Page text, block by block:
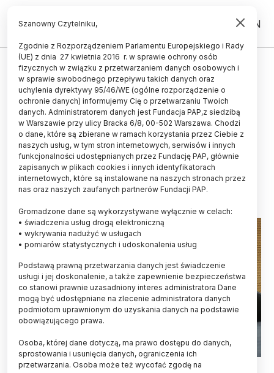
PL EN
KOSMOS
Uznański-Wiśniewski: chciałbym
otworzyć młodym drzwi do
realizacji technologicznych
marzeń w Polsce
AGNIESZKA KLIKS-PUDLIK
10.12.2025
aktualizacja: 10.12.2025
2 minuty czytania
Katowice, 07.12.2025. Astronauta projektowy ESA Sławosz
Szanowny Czytelniku,
Zgodnie z Rozporządzeniem Parlamentu Europejskiego i Rady
(UE) z dnia 27 kwietnia 2016 r. w sprawie ochrony osób
fizycznych w związku z przetwarzaniem danych osobowych i
w sprawie swobodnego przepływu takich danych oraz
uchylenia dyrektywy 95/46/WE (ogólne rozporządzenie o
ochronie danych) informujemy Cię o przetwarzaniu Twoich
danych. Administratorem danych jest Fundacja PAP,z siedzibą
w Warszawie przy ulicy Bracka 6/8, 00-502 Warszawa. Chodzi
o dane, które są zbierane w ramach korzystania przez Ciebie z
naszych usług, w tym stron internetowych, serwisów i innych
funkcjonalności udostępnianych przez Fundację PAP, głównie
zapisanych w plikach cookies i innych identyfikatorach
internetowych, które są instalowane na naszych stronach przez
nas oraz naszych zaufanych partnerów Fundacji PAP.
Gromadzone dane są wykorzystywane wyłącznie w celach:
• świadczenia usług drogą elektroniczną
• wykrywania nadużyć w usługach
• pomiarów statystycznych i udoskonalenia usług
Podstawą prawną przetwarzania danych jest świadczenie
usługi i jej doskonalenie, a także zapewnienie bezpieczeństwa
co stanowi prawnie uzasadniony interes administratora Dane
mogą być udostępniane na zlecenie administratora danych
podmiotom uprawnionym do uzyskania danych na podstawie
obowiązującego prawa.
Osoba, której dane dotyczą, ma prawo dostępu do danych,
sprostowania i usunięcia danych, ograniczenia ich
przetwarzania. Osoba może też wycofać zgodę na